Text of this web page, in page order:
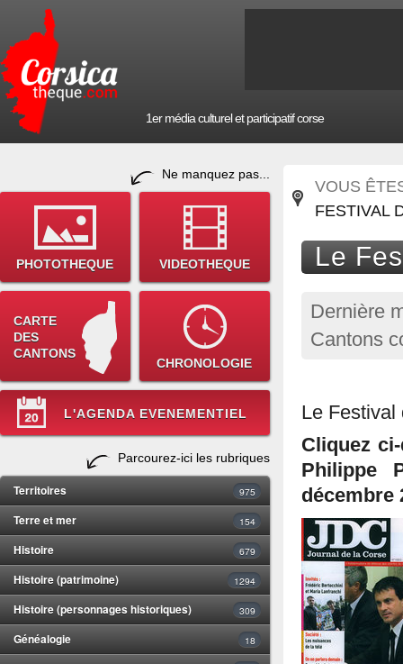
1er média culturel et participatif corse
Ne manquez pas...
PHOTOTHEQUE VIDEOTHEQUE
CARTE
DES
CANTONS
CHRONOLOGIE
L'AGENDA EVENEMENTIEL
Parcourez-ici les rubriques
Territoires 975
Terre et mer 154
Histoire 679
Histoire (patrimoine) 1294
Histoire (personnages historiques) 309
Généalogie 18
VOUS
FESTIVAL
Le
Dernière
Cantons
Le Festival
Cliquez
Philippe
décembre